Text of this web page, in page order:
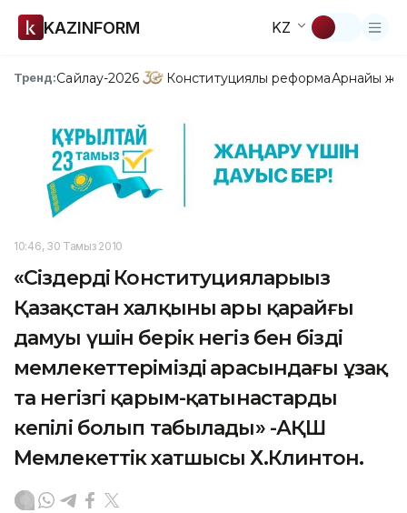
KAZINFORM KZ
Тренд:Сайлау-2026 Конституциялық реформаАрнайы
10:46, 30 Тамыз 2010
«Сіздердің Конституцияларыңыз
Қазақстан халқының ары қарайғы
дамуы үшін берік негіз бен біздің
мемлекеттеріміздің арасындағы ұзақ
та негізгі қарым-қатынастардың
кепілі болып табылады» -АҚШ
Мемлекеттік хатшысы Х.Клинтон.